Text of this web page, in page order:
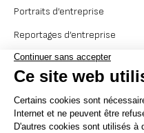
Portraits d’entreprise
Reportages d’entreprise
Événements d’entreprise
Photos académiques
Votre portfolio idéal